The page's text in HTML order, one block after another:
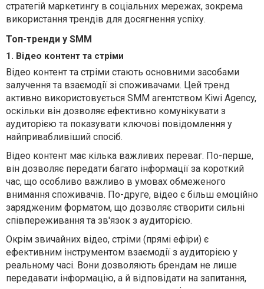
стратегій маркетингу в соціальних мережах, зокрема
використання трендів для досягнення успіху.
Топ-тренди у SMM
1. Відео контент та стріми
Відео контент та стріми стають основними засобами
залучення та взаємодії зі споживачами. Цей тренд
активно використовується SMM агентством Kiwi Agency,
оскільки він дозволяє ефективно комунікувати з
аудиторією та показувати ключові повідомлення у
найпривабливіший спосіб.
Відео контент має кілька важливих переваг. По-перше,
він дозволяє передати багато інформації за короткий
час, що особливо важливо в умовах обмеженого
внимання споживачів. По-друге, відео є більш емоційно
зарядженим форматом, що дозволяє створити сильні
співпереживання та зв'язок з аудиторією.
Окрім звичайних відео, стріми (прямі ефіри) є
ефективним інструментом взаємодії з аудиторією у
реальному часі. Вони дозволяють брендам не лише
передавати інформацію, а й відповідати на запитання,